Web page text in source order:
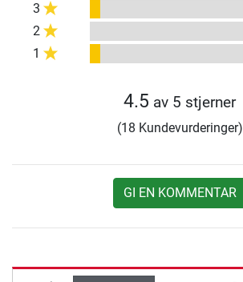
3
2
1
4.5 av 5 stjerner
(18 Kundevurderinger)
GI EN KOMMENTAR